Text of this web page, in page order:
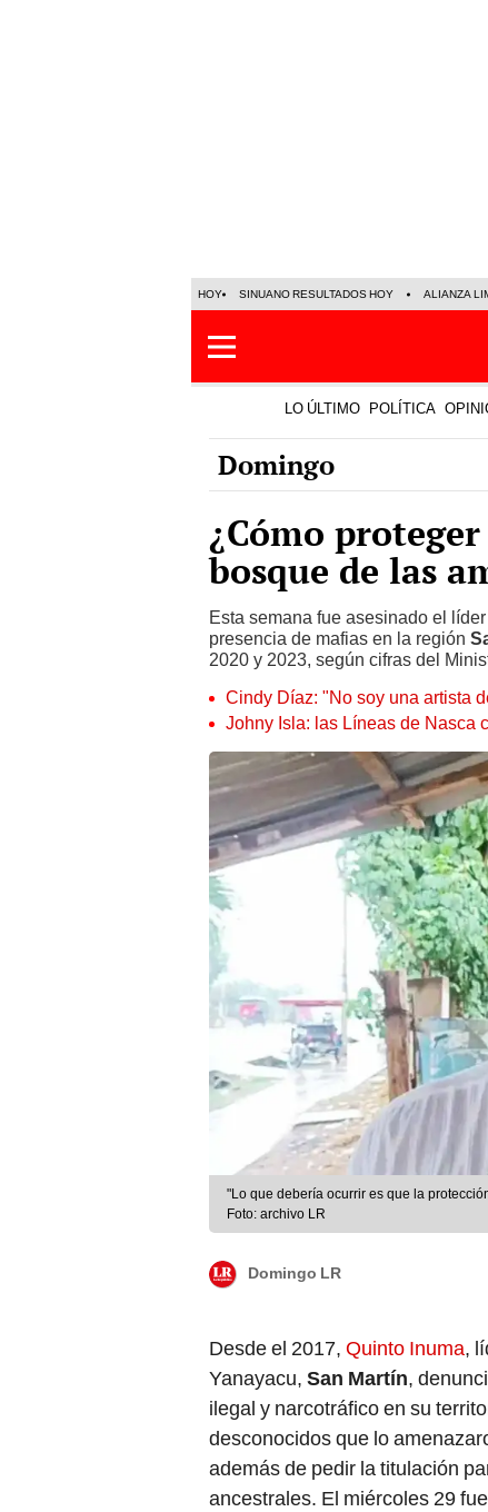
HOY SINUANO RESULTADOS HOY ALIANZA
LO ÚLTIMO POLÍTICA
Domingo
¿Cómo
bosque de las
Esta semana fue asesinado el
presencia de mafias en la región
2020 y 2023, según cifras del
Cindy Díaz: "No soy una artista
Johny Isla: las Líneas de Nasca
"Lo que debería ocurrir es que la
Foto: archivo LR
Domingo LR
Desde el 2017, Quinto Inuma,
Yanayacu, San Martín,
ilegal y narcotráfico en su
desconocidos que lo
además de pedir la titulación
ancestrales. El miércoles 29